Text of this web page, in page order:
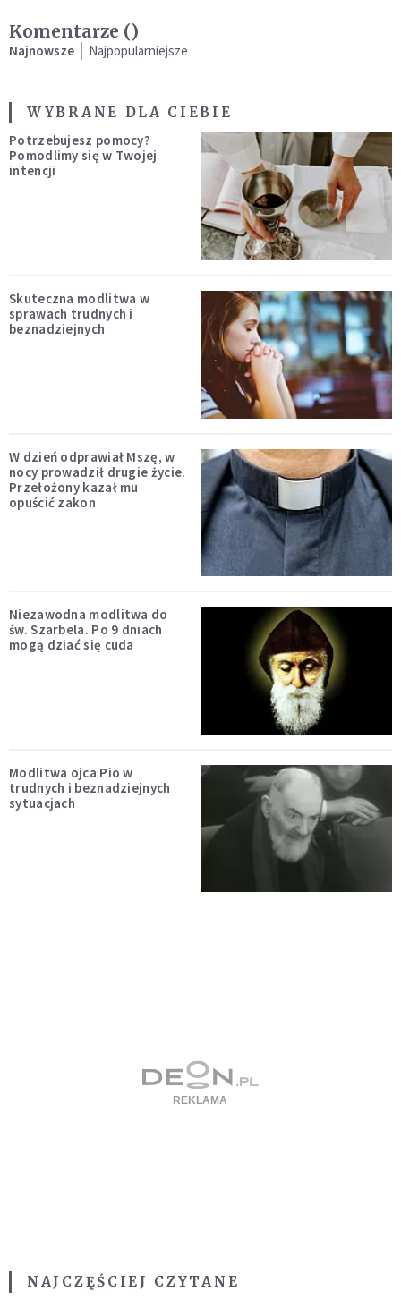
Komentarze ()
Najnowsze Najpopularniejsze
WYBRANE DLA CIEBIE
Potrzebujesz pomocy?
Pomodlimy się w Twojej
intencji
Skuteczna modlitwa w
sprawach trudnych i
beznadziejnych
W dzień odprawiał Mszę, w
nocy prowadził drugie życie.
Przełożony kazał mu
opuścić zakon
Niezawodna modlitwa do
św. Szarbela. Po 9 dniach
mogą dziać się cuda
Modlitwa ojca Pio w
trudnych i beznadziejnych
sytuacjach
NAJCZĘŚCIEJ CZYTANE